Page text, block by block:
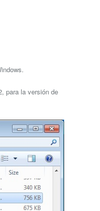
para la versión de